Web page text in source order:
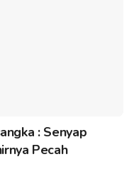
: Senyap
Pecah